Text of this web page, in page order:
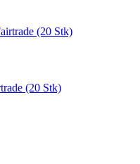
(20 Stk)